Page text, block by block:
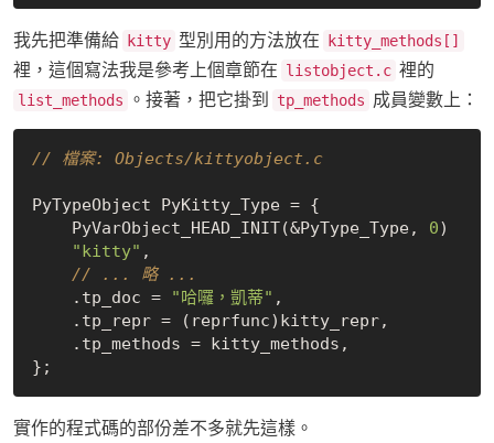
我先把準備給 kitty 型別用的方法放在 kitty_methods[]
裡，這個寫法我是參考上個章節在 listobject.c 裡的
list_methods 。接著，把它掛到 tp_methods 成員變數上：
// 檔案: Objects/kittyobject.c
PyTypeObject PyKitty_Type = {
    PyVarObject_HEAD_INIT(&PyType_Type,
0)
"kitty" ,
// ... 略 ...
    .tp_doc =
"哈囉，凱蒂" ,
實作的程式碼的部份差不多就先這樣。